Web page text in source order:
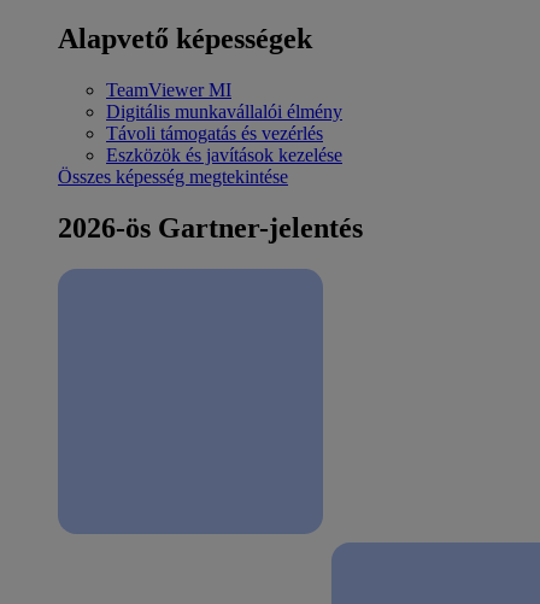
Alapvető képességek
TeamViewer MI
Digitális munkavállalói élmény
Távoli támogatás és vezérlés
Eszközök és javítások kezelése
Összes képesség megtekintése
2026-ös Gartner-jelentés